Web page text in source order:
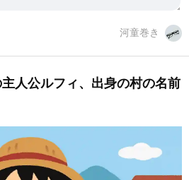
河童巻き
主人公ルフィ、出身の村の名前